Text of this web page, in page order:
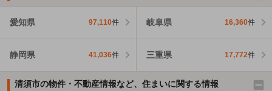
愛知県 97,110件 岐阜県 16,360件
静岡県 41,036件 三重県 17,772件
清須市の物件・不動産情報など、住まいに関する情報